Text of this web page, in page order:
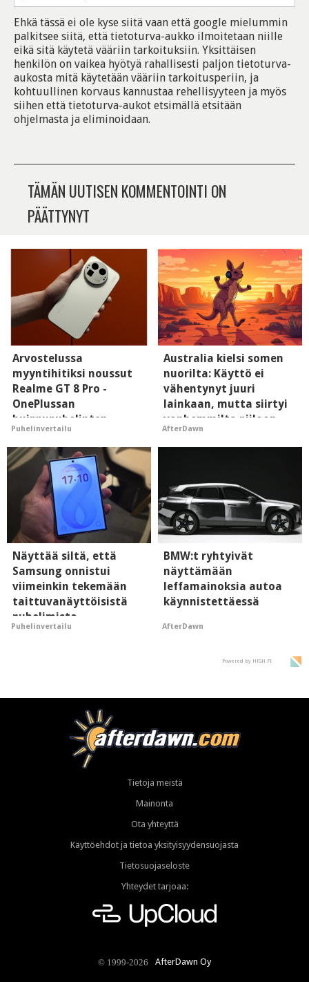
Ehkä tässä ei ole kyse siitä vaan että google mielummin
palkitsee siitä, että tietoturva-aukko ilmoitetaan niille
eikä sitä käytetä vääriin tarkoituksiin. Yksittäisen
henkilön on vaikea hyötyä rahallisesti paljon tietoturva-
aukosta mitä käytetään vääriin tarkoitusperiin, ja
kohtuullinen korvaus kannustaa rehellisyyteen ja myös
siihen että tietoturva-aukot etsimällä etsitään
ohjelmasta ja eliminoidaan.
TÄMÄN UUTISEN KOMMENTOINTI ON
PÄÄTTYNYT
Arvostelussa
myyntihitiksi noussut
Realme GT 8 Pro -
OnePlussan
huippupuhelinten
"perillinen"
Puhelinvertailu
Australia kielsi somen
nuorilta: Käyttö ei
vähentynyt juuri
lainkaan, mutta siirtyi
vanhemmilta piiloon
AfterDawn
Näyttää siltä, että
Samsung onnistui
viimeinkin tekemään
taittuvanäyttöisistä
puhelimista
supersuosittuja
Puhelinvertailu
BMW:t ryhtyivät
näyttämään
leffamainoksia autoa
käynnistettäessä
AfterDawn
Powered by HIGH.FI
Tietoja meistä
Mainonta
Ota yhteyttä
Käyttöehdot ja tietoa yksityisyydensuojasta
Tietosuojaseloste
Yhteydet tarjoaa:
© 1999-2026 AfterDawn Oy